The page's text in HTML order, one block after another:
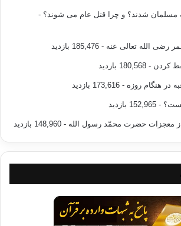
مسلمان شدند؟ و چرا قتل عام می شوند؟ -
رضی الله تعالی عنه - 185,476 بازدید
کردن - 180,568 بازدید
در هنگام روزه - 173,616 بازدید
- 152,965 بازدید
معجزات حضرت محمّد رسول الله - 148,960 بازدید